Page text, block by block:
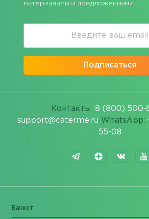
материалами и предложениями
Подписаться
Контакты: 8 (800) 500-
support@caterme.ru WhatsApp:
55-08
Банкет